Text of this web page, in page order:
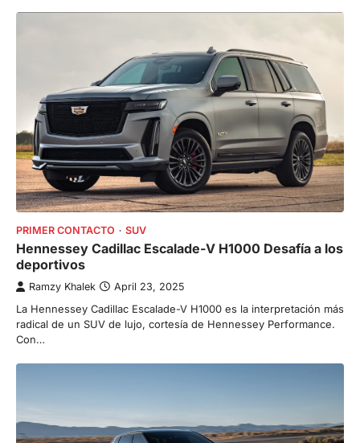
PRIMER CONTACTO SUV
Hennessey Cadillac Escalade-V H1000 Desafía a los
deportivos
Ramzy Khalek April 23, 2025
La Hennessey Cadillac Escalade-V H1000 es la interpretación más
radical de un SUV de lujo, cortesía de Hennessey Performance.
Con…